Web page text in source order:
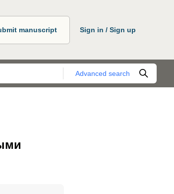
manuscript Sign in / Sign up
Advanced search